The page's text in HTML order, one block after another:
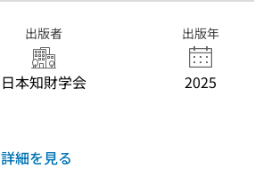
出版者
日本知財学会
出版年
2025
詳細を見る